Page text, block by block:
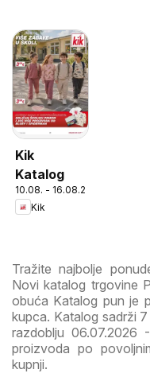
Kik
Katalog
10.08. - 16.08.2026
Kik
Tražite najbolje
Novi katalog trgovine
obuća Katalog pun je
kupca. Katalog sadrži
razdoblju 06.07.2026
proizvoda po
kupnji.